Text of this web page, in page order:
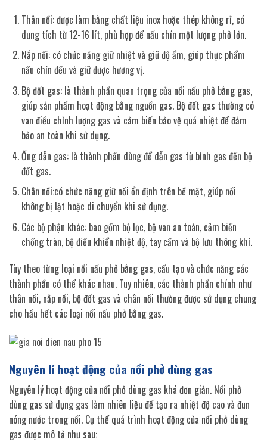
Thân nồi: được làm bằng chất liệu inox hoặc thép không rỉ, có
dung tích từ 12-16 lít, phù hợp để nấu chín một lượng phở lớn.
Nắp nồi: có chức năng giữ nhiệt và giữ độ ẩm, giúp thực phẩm
nấu chín đều và giữ được hương vị.
Bộ đốt gas: là thành phần quan trọng của nồi nấu phở bằng gas,
giúp sản phẩm hoạt động bằng nguồn gas. Bộ đốt gas thường có
van điều chỉnh lượng gas và cảm biến bảo vệ quá nhiệt để đảm
bảo an toàn khi sử dụng.
Ống dẫn gas: là thành phần dùng để dẫn gas từ bình gas đến bộ
đốt gas.
Chân nồi:có chức năng giữ nồi ổn định trên bề mặt, giúp nồi
không bị lật hoặc di chuyển khi sử dụng.
Các bộ phận khác: bao gồm bộ lọc, bộ van an toàn, cảm biến
chống tràn, bộ điều khiển nhiệt độ, tay cầm và bộ lưu thông khí.
Tùy theo từng loại nồi nấu phở bằng gas, cấu tạo và chức năng các
thành phần có thể khác nhau. Tuy nhiên, các thành phần chính như
thân nồi, nắp nồi, bộ đốt gas và chân nồi thường được sử dụng chung
cho hầu hết các loại nồi nấu phở bằng gas.
Nguyên lí hoạt động của nồi phở dùng gas
Nguyên lý hoạt động của nồi phở dùng gas khá đơn giản. Nồi phở
dùng gas sử dụng gas làm nhiên liệu để tạo ra nhiệt độ cao và đun
nóng nước trong nồi. Cụ thể quá trình hoạt động của nồi phở dùng
gas được mô tả như sau: